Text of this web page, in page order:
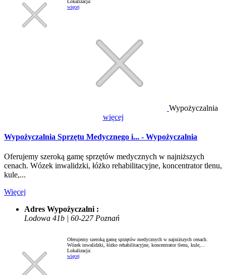
więcej
Wypożyczalnia
więcej
Wypożyczalnia Sprzętu Medycznego i... - Wypożyczalnia
Oferujemy szeroką gamę sprzętów medycznych w najniższych
cenach. Wózek inwalidzki, łóżko rehabilitacyjne, koncentrator tlenu,
kule,...
Więcej
Adres Wypożyczalni :
Lodowa 41b | 60-227 Poznań
Oferujemy szeroką gamę sprzętów medycznych w najniższych cenach.
Wózek inwalidzki, łóżko rehabilitacyjne, koncentrator tlenu, kule,...
Lokalizacja:
więcej